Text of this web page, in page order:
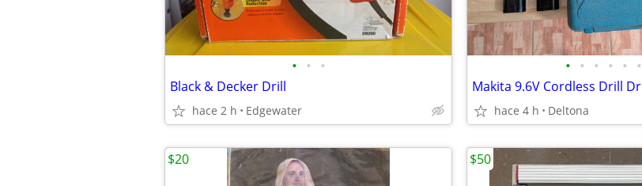
• • •
Black & Decker Drill
hace 2 h Edgewater
• • • • • •
hace 4 h Deltona
$20 $50